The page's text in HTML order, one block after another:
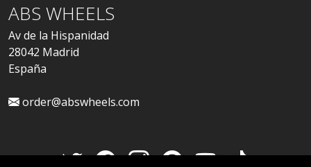
ABS WHEELS
Av de la Hispanidad
28042 Madrid
España
order@abswheels.com